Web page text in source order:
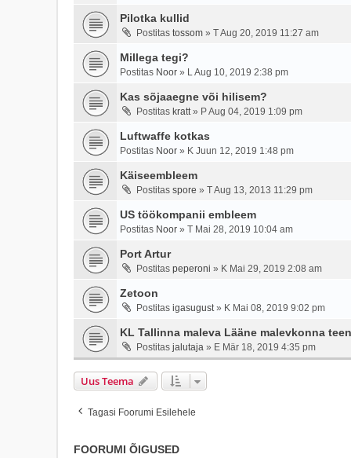
Pilotka kullid
Postitas tossom » T Aug 20, 2019 11:27 am
Millega tegi?
Postitas Noor » L Aug 10, 2019 2:38 pm
Kas sõjaaegne või hilisem?
Postitas kratt» P Aug 04, 2019 1:09 pm
Luftwaffe kotkas
Postitas Noor » K Juun 12, 2019 1:48 pm
Käiseembleem
Postitas spore » T Aug 13, 2013 11:29 pm
US töökompanii embleem
Postitas Noor » T Mai 28, 2019 10:04 am
Port Artur
Postitas peperoni » K Mai 29, 2019 2:08 am
Zetoon
Postitas igasugust» K Mai 08, 2019 9:02 pm
KL Tallinna maleva Lääne malevkonna
Postitas jalutaja » E Mär 18, 2019 4:35 pm
Uus Teema
Tagasi Foorumi Esilehele
FOORUMI ÕIGUSED